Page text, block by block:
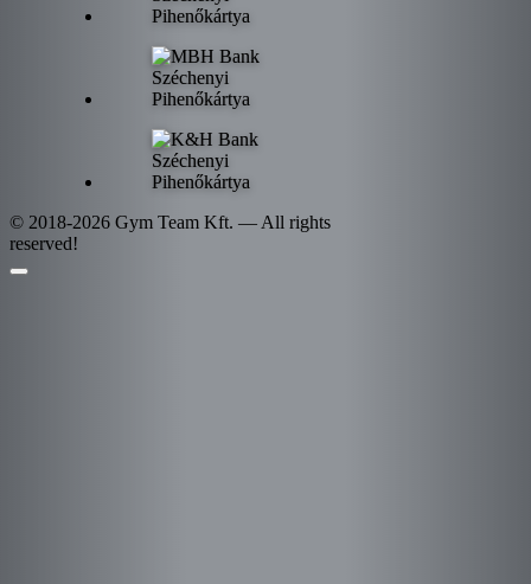
© 2018-2026 Gym Team Kft. — All rights
reserved!